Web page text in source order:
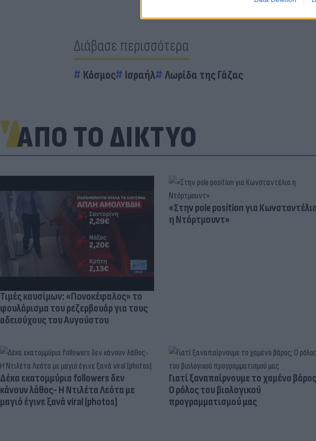
Διάβασε περισσότερα
Κόσμος Ισραήλ Λωρίδα της Γάζας
ΑΠΟ ΤΟ ΔΙΚΤΥΟ
Τιμές καυσίμων: «Πονοκέφαλος» το
φουλάρισμα του ρεζερβουάρ για τους
αδειούχους του Αυγούστου
«Στην pole position για
η Ντόρτμουντ»
Δέκα εκατομμύρια followers δεν
κάνουν λάθος- Η Ντιλέτα Λεότα με
μαγιό έγινε ξανά viral (photos)
Γιατί ξαναπαίρνουμε το χαμένο
Ο ρόλος του βιολογικού
προγραμματισμού μας